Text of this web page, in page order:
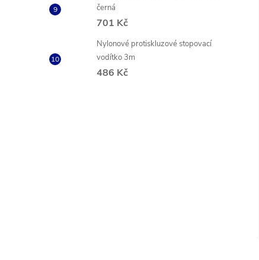
černá
701 Kč
Nylonové protiskluzové stopovací
vodítko 3m
486 Kč